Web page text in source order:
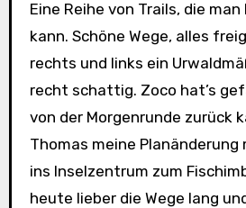
Eine Reihe von Trails, die man
kann. Schöne Wege, alles
rechts und links ein
recht schattig. Zoco hat’s
von der Morgenrunde zurück
Thomas meine
ins Inselzentrum zum
heute lieber die Wege lang